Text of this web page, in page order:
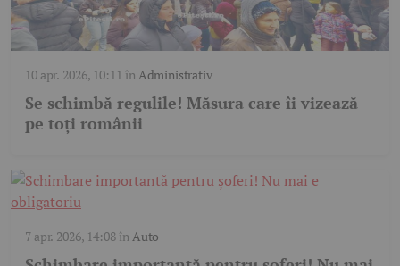
10 apr. 2026, 10:11 în Administrativ
Se schimbă regulile! Măsura care îi vizează
pe toți românii
7 apr. 2026, 14:08în Auto